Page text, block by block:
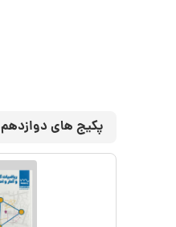
پکیج های دوازدهم